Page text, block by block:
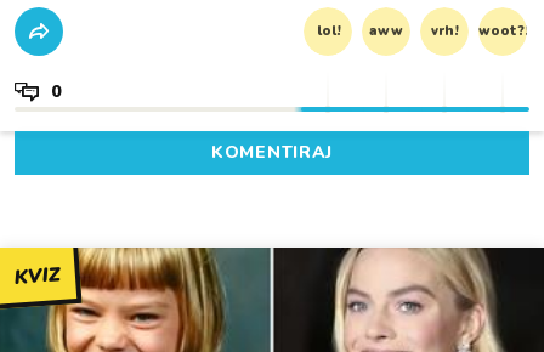
lol! aww vrh! woot?!
0
KOMENTIRAJ
KVIZ